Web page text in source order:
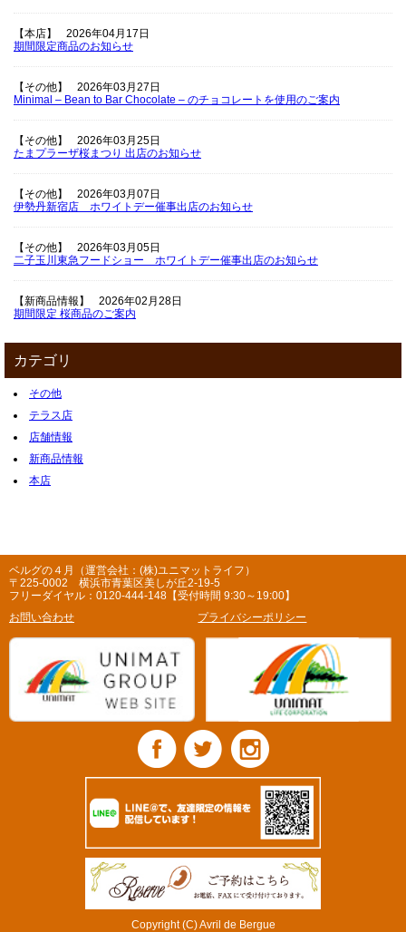
【本店】
2026年04月17日
期間限定商品のお知らせ
【その他】
2026年03月27日
Minimal – Bean to Bar Chocolate – のチョコレートを使用のご案内
【その他】
2026年03月25日
たまプラーザ桜まつり 出店のお知らせ
【その他】
2026年03月07日
伊勢丹新宿店 ホワイトデー催事出店のお知らせ
【その他】
2026年03月05日
二子玉川東急フードショー ホワイトデー催事出店のお知らせ
【新商品情報】
2026年02月28日
期間限定 桜商品のご案内
カテゴリ
その他
テラス店
店舗情報
新商品情報
本店
ベルグの４月（運営会社：(株)ユニマットライフ）
〒225-0002 横浜市青葉区美しが丘2-19-5
フリーダイヤル：0120-444-148【受付時間 9:30～19:00】
お問い合わせ
プライバシーポリシー
Copyright (C) Avril de Bergue